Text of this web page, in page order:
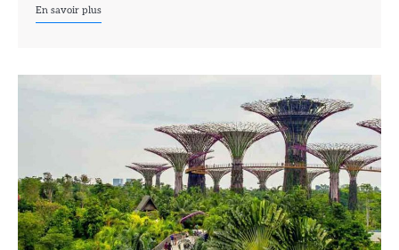
En savoir plus